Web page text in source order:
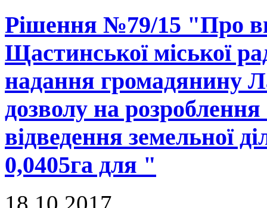
Рішення №79/15 "Про
Щастинської міської
надання громадянину
дозволу на
відведення
0,0405га для "